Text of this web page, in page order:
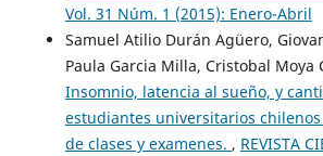
Vol. 31 Núm. 1 (2015): Enero-Abril
Samuel Atilio Durán Agüero,
Paula Garcia Milla, Cristobal Moya
Insomnio, latencia al sueño, y
estudiantes universitarios
de clases y examenes. , REVISTA